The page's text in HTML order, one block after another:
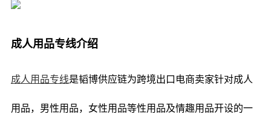
成人用品专线介绍
成人用品专线是韬博供应链为跨境出口电商卖家针对成人
用品，男性用品，女性用品等性用品及情趣用品开设的一